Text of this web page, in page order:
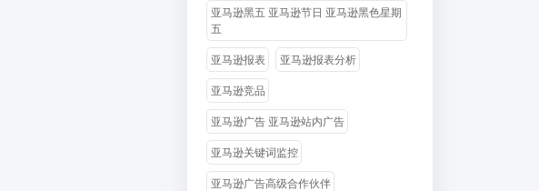
亚马逊黑五 亚马逊节日 亚马逊黑色星期
五
亚马逊报表 亚马逊报表分析
亚马逊竞品
亚马逊广告 亚马逊站内广告
亚马逊关键词监控
亚马逊广告高级合作伙伴